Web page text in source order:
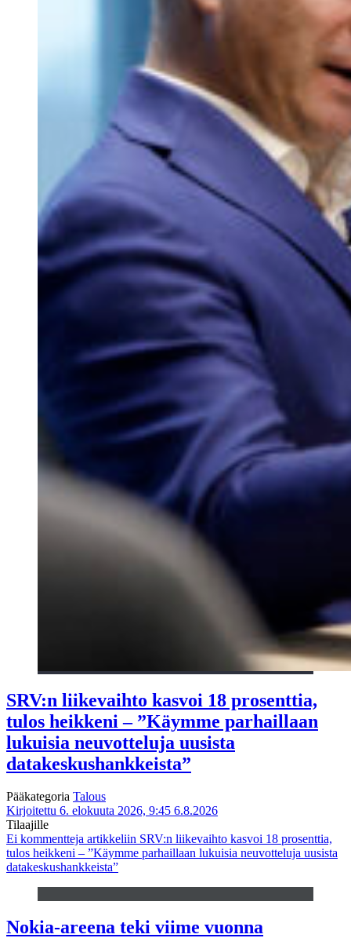
SRV:n liikevaihto kasvoi 18 prosenttia,
tulos heikkeni – ”Käymme parhaillaan
lukuisia neuvotteluja uusista
datakeskushankkeista”
Pääkategoria Talous
Kirjoitettu 6. elokuuta 2026, 9:45 6.8.2026
Tilaajille
Ei kommentteja artikkeliin SRV:n liikevaihto kasvoi 18 prosenttia,
tulos heikkeni – ”Käymme parhaillaan lukuisia neuvotteluja uusista
datakeskushankkeista”
Nokia-areena teki viime vuonna